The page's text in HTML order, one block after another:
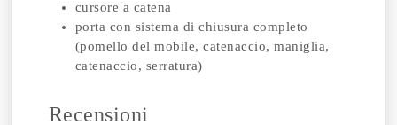
cursore a catena
porta con sistema di chiusura completo
(pomello del mobile, catenaccio, maniglia,
catenaccio, serratura)
Recensioni